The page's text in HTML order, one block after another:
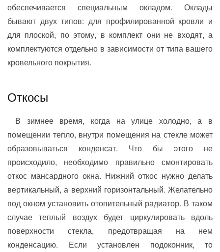
обеспечивается специальным окладом. Оклады
бывают двух типов: для профилированной кровли и
для плоской, по этому, в комплект они не входят, а
комплектуются отдельно в зависимости от типа вашего
кровельного покрытия.
Откосы
В зимнее время, когда на улице холодно, а в
помещении тепло, внутри помещения на стекле может
образовываться конденсат. Что бы этого не
происходило, необходимо правильно смонтировать
откос мансардного окна. Нижний откос нужно делать
вертикальный, а верхний горизонтальный. Желательно
под окном установить отопительный радиатор. В таком
случае теплый воздух будет циркулировать вдоль
поверхности стекла, предотвращая на нем
конденсацию. Если установлен подоконник, то